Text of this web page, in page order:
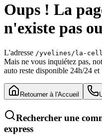
Oups ! La
n'existe pas
L'adresse /yvelines/la-
Mais ne vous inquiétez pas,
auto reste disponible 24h/24
Retourner à l'Accueil
Rechercher une
express